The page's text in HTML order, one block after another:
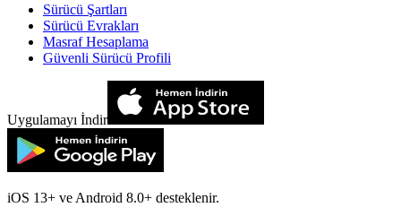
Sürücü Şartları
Sürücü Evrakları
Masraf Hesaplama
Güvenli Sürücü Profili
Uygulamayı İndir
iOS 13+ ve Android 8.0+ desteklenir.